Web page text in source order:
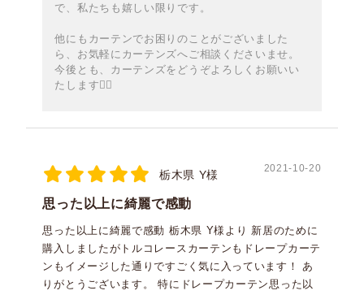
で、私たちも嬉しい限りです。
他にもカーテンでお困りのことがございました
ら、お気軽にカーテンズへご相談くださいませ。
今後とも、カーテンズをどうぞよろしくお願いい
たします🙇‍♀️
栃木県 Y様 2021-10-20
思った以上に綺麗で感動
思った以上に綺麗で感動 栃木県 Y様より 新居のために
購入しましたがトルコレースカーテンもドレープカーテ
ンもイメージした通りですごく気に入っています！ あ
りがとうございます。 特にドレープカーテン思った以